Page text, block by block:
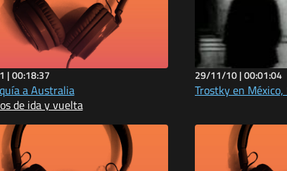
|00:18:37
a Australia
de ida y vuelta
29/11/10 |00:01:04
Trostky en